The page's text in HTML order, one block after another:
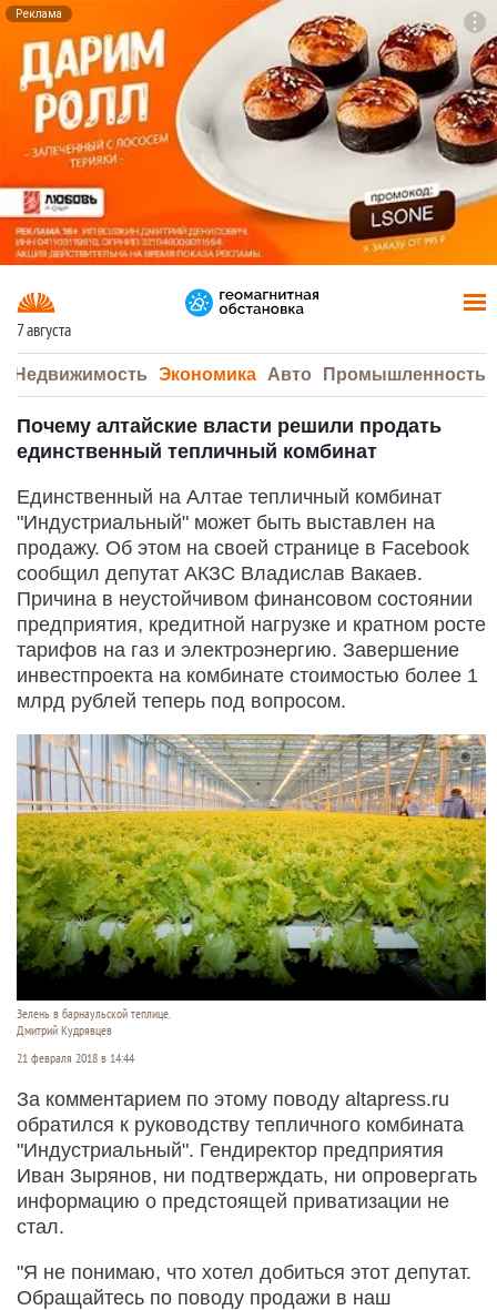
Реклама
7 августа
Недвижимость Экономика Авто Промышленность
Почему алтайские власти решили продать
единственный тепличный комбинат
Единственный на Алтае тепличный комбинат
"Индустриальный" может быть выставлен на
продажу. Об этом на своей странице в Facebook
сообщил депутат АКЗС Владислав Вакаев.
Причина в неустойчивом финансовом состоянии
предприятия, кредитной нагрузке и кратном росте
тарифов на газ и электроэнергию. Завершение
инвестпроекта на комбинате стоимостью более 1
млрд рублей теперь под вопросом.
Зелень в барнаульской теплице.
Дмитрий Кудрявцев
21 февраля 2018 в 14:44
За комментарием по этому поводу altapress.ru
обратился к руководству тепличного комбината
"Индустриальный". Гендиректор предприятия
Иван Зырянов, ни подтверждать, ни опровергать
информацию о предстоящей приватизации не
стал.
"Я не понимаю, что хотел добиться этот депутат.
Обращайтесь по поводу продажи в наш